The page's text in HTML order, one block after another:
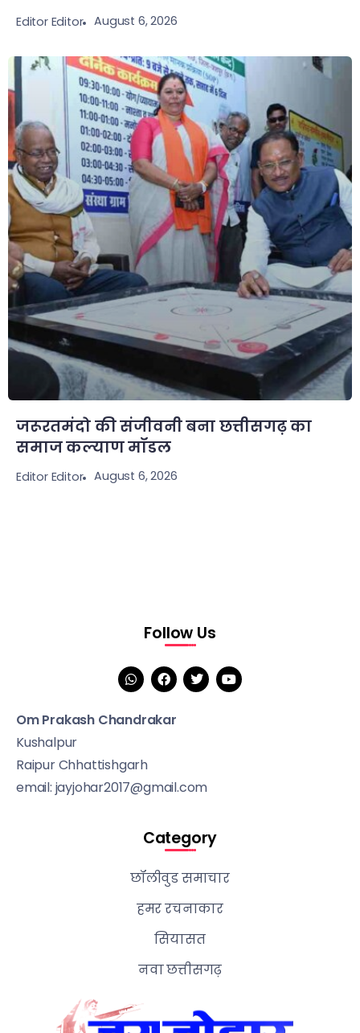
Editor Editor August 6, 2026
जरूरतमंदो की संजीवनी बना छत्तीसगढ़ का
समाज कल्याण मॉडल
Editor Editor August 6, 2026
Follow Us
Om Prakash Chandrakar
Kushalpur
Raipur Chhattishgarh
email: jayjohar2017@gmail.com
Category
छॉलीवुड समाचार
हमर रचनाकार
सियासत
नवा छत्तीसगढ़